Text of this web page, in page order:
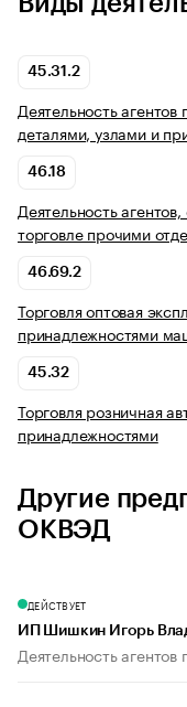
45.31.2
Деятельность
деталями, узлами и
46.18
Деятельность
торговле прочими
46.69.2
Торговля оптовая
принадлежностями
45.32
Торговля розничная
принадлежностями
Другие
ОКВЭД
ДЕЙСТВУЕТ
ИП Шишкин Игорь
Деятельность агентов